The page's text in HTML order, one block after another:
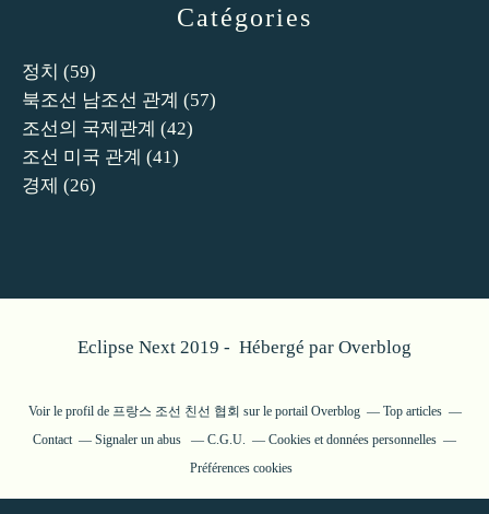
Catégories
정치 (59)
북조선 남조선 관계 (57)
조선의 국제관계 (42)
조선 미국 관계 (41)
경제 (26)
Eclipse Next 2019 - Hébergé par Overblog
Voir le profil de 프랑스 조선 친선 협회 sur le portail Overblog
Top articles
Contact
Signaler un abus C.G.U.
Cookies et données personnelles
Préférences cookies